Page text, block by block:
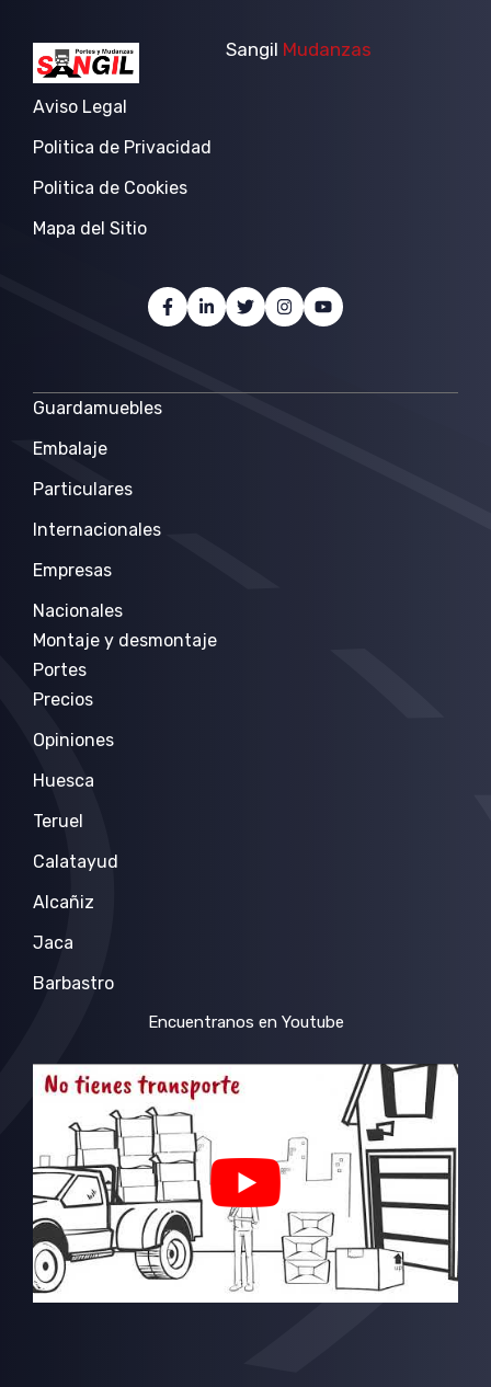
Sangil Mudanzas
Aviso Legal
Politica de Privacidad
Politica de Cookies
Mapa del Sitio
Guardamuebles
Embalaje
Particulares
Internacionales
Empresas
Nacionales
Montaje y desmontaje
Portes
Precios
Opiniones
Huesca
Teruel
Calatayud
Alcañiz
Jaca
Barbastro
Encuentranos en Youtube